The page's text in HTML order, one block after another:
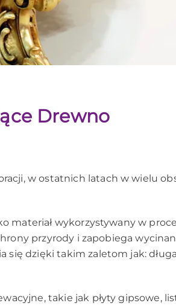
Drewno
w ostatnich latach w wielu
materiał wykorzystywany w
przyrody i zapobiega
dzięki takim zaletom jak:
takie jak płyty gipsowe,